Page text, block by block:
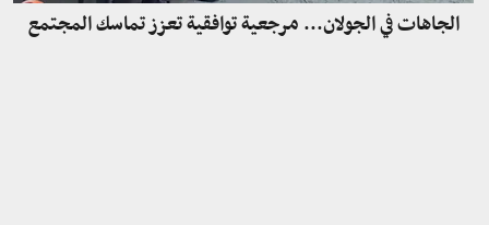
الجاهات في الجولان... مرجعية توافقية تعزز تماسك المجتمع